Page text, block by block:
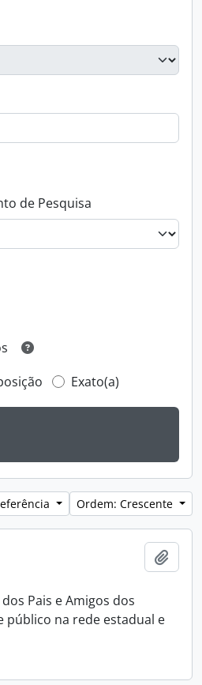
de Pesquisa
Exato(a)
Ordem: Crescente
Pais e Amigos dos
público na rede estadual e